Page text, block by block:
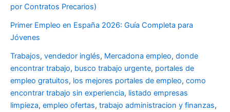
por Contratos Precarios)
Primer Empleo en España 2026: Guía Completa para
Jóvenes
Trabajos, vendedor inglés, Mercadona empleo, donde
encontrar trabajo, busco trabajo urgente, portales de
empleo gratuitos, los mejores portales de empleo, como
encontrar trabajo sin experiencia, listado empresas
limpieza, empleo ofertas, trabajo administracion y finanzas,